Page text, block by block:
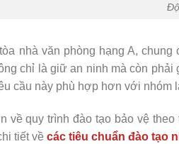
nhà văn phòng hạng A,
chỉ là giữ an ninh mà còn
cầu này phù hợp hơn với nhóm
về quy trình đào tạo bảo vệ
tiết về các tiêu chuẩn đào tạo